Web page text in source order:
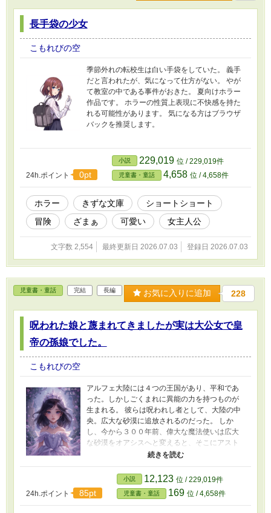
長手袋の少女
こもれびの空
季節外れの転校生は白い手袋をしていた。 義手
だと言われたが、気になって仕方がない。 やが
て教室の中である事件がおきた。 夏向けホラー
作品です。 ホラーの性質上表現に不快感を持た
れる可能性があります。 気になる方はブラウザ
バックを推奨します。
24h.ポイント 0pt
小説 229,019 位 / 229,019件
児童書・童話 4,658 位 / 4,658件
ホラー きずな文庫
ショートショート
冒険
ざまぁ 可愛い 女主人公
文字数 2,554 最終更新日 2026.07.03 登録日 2026.07.03
児童書・童話 完結 長編 お気に入りに追加 228
呪われた娘と蔑まれてきましたが実は大公女で皇
帝の孫娘でした。
こもれびの空
アルフェ大陸には４つの王国があり、平和であ
った。しかしごくまれに異能の力を持つものが
生まれる。 彼らは呪われし者として、大陸の中
央。広大な砂漠に追放されるのだった。 しか
し、今から３００年前、偉大な魔法使いは広大
な砂漠をオアシスへと変えると、そこにアスト
ラル皇国を設立。瞬くまに４つの王国を支配下
る力は厭わしいものとされ、アストラル帝国を
悪とするミゼラブル教団は、地下深くしかし確
実に人々の信仰を集めていた。 アストラル歴３
０４年 大公の一人娘がミゼラブル教団によっ
24h.ポイント 85pt
小説 12,123 位 / 229,019件
児童書・童話 169 位 / 4,658件